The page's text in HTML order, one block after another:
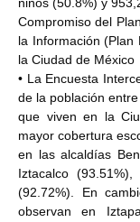
Compromiso del
la Información (Plan
la Ciudad de México
• La Encuesta
de la población
que viven en la
mayor cobertura
en las alcaldías
Iztacalco
(92.72%). En
observan en